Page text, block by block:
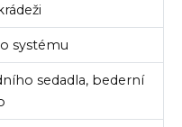
systému
sedadla, bederní